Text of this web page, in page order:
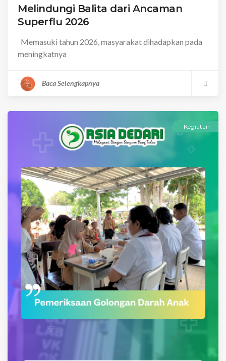
Melindungi Balita dari Ancaman
Superflu 2026
Memasuki tahun 2026, masyarakat dihadapkan pada
meningkatnya
Baca Selengkapnya
Kegiatan